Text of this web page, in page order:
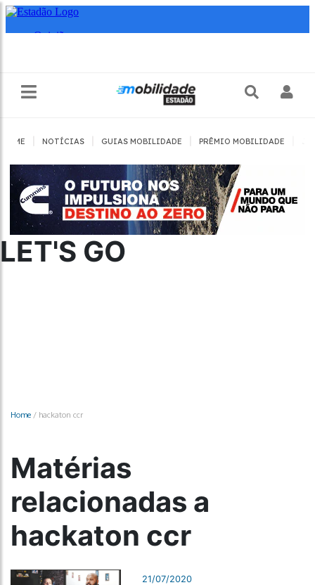
HOME NOTÍCIAS GUIAS MOBILIDADE PRÊMIO MOBILIDADE
LET'S GO
Home / hackaton ccr
Matérias
relacionadas a
hackaton ccr
21/07/2020